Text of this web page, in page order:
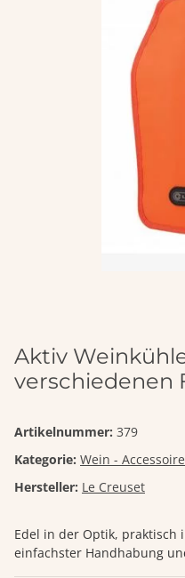
Aktiv
verschiedenen
Artikelnummer: 379
Kategorie: Wein -
Hersteller: Le Creuset
Edel in der Optik, praktisch
einfachster Handhabung